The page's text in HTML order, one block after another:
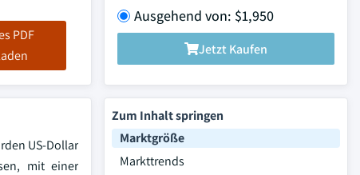
PDF
Ausgehend von: $1,950
Jetzt Kaufen
US-Dollar
mit einer
Zum Inhalt springen
Marktgröße
Markttrends